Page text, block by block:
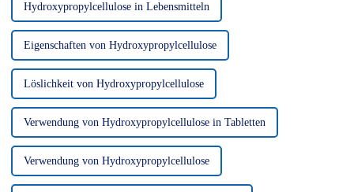
Hydroxypropylcellulose in Lebensmitteln
Eigenschaften von Hydroxypropylcellulose
Löslichkeit von Hydroxypropylcellulose
Verwendung von Hydroxypropylcellulose in Tabletten
Verwendung von Hydroxypropylcellulose